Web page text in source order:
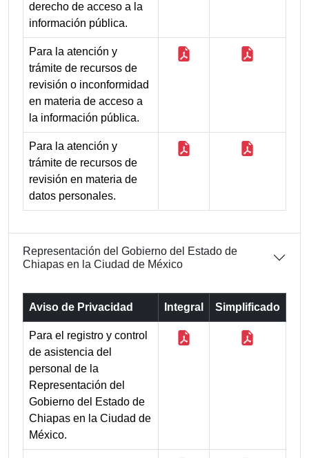
derecho de acceso a la
información pública.
Para la atención y
trámite de recursos de
revisión o inconformidad
en materia de acceso a
la información pública.
Para la atención y
trámite de recursos de
revisión en materia de
datos personales.
Representación del Gobierno del Estado de
Chiapas en la Ciudad de México
Aviso de Privacidad Integral Simplificado
Para el registro y control
de asistencia del
personal de la
Representación del
Gobierno del Estado de
Chiapas en la Ciudad de
México.